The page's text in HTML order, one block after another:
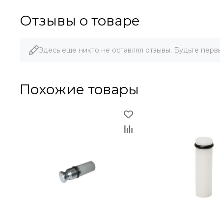
Отзывы о товаре
Здесь еще никто не оставлял отзывы. Будьте
Похожие товары